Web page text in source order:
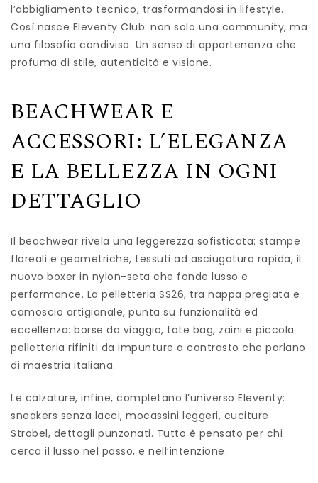
l’abbigliamento tecnico, trasformandosi in lifestyle.
Così nasce Eleventy Club: non solo una community, ma
una filosofia condivisa. Un senso di appartenenza che
profuma di stile, autenticità e visione.
BEACHWEAR E
ACCESSORI: L’ELEGANZA
E LA BELLEZZA IN OGNI
DETTAGLIO
Il beachwear rivela una leggerezza sofisticata: stampe
floreali e geometriche, tessuti ad asciugatura rapida, il
nuovo boxer in nylon-seta che fonde lusso e
performance. La pelletteria SS26, tra nappa pregiata e
camoscio artigianale, punta su funzionalità ed
eccellenza: borse da viaggio, tote bag, zaini e piccola
pelletteria rifiniti da impunture a contrasto che parlano
di maestria italiana.
Le calzature, infine, completano l’universo Eleventy:
sneakers senza lacci, mocassini leggeri, cuciture
Strobel, dettagli punzonati. Tutto è pensato per chi
cerca il lusso nel passo, e nell’intenzione.